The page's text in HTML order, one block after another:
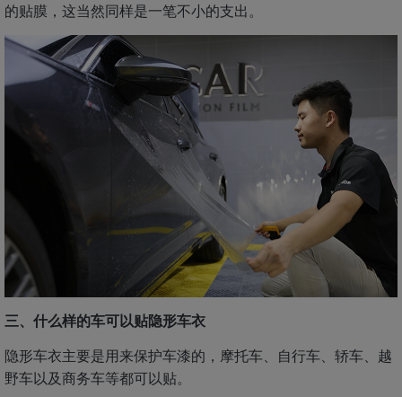
的贴膜，这当然同样是一笔不小的支出。
三、什么样的车可以贴隐形车衣
隐形车衣主要是用来保护车漆的，摩托车、自行车、轿车、越
野车以及商务车等都可以贴。